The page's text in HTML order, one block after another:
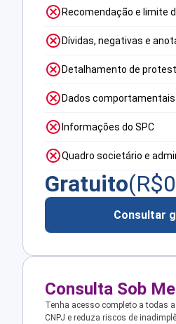
Recomendação e limite
Dívidas, negativas e
Detalhamento de
Dados comportamentais
Informações do SPC
Quadro societário e
Gratuito(R$
Consultar
Consulta Sob
Tenha acesso completo a todas
CNPJ e reduza riscos de